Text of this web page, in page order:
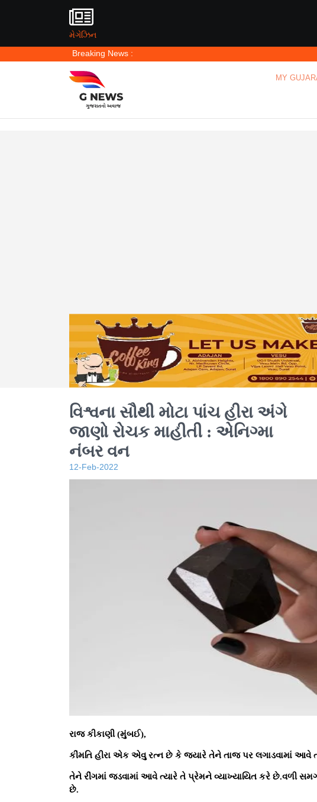
મેગેઝિન
Breaking News :
MY
વિશ્વના સૌથી મોટા પાંચ હીરા અંગે
જાણો રોચક માહીતી : એનિગ્મા
નંબર વન
12-Feb-2022
રાજ કીકાણી (મુંબઈ),
કીંમતિ હીરા એક એવુ રત્ન છે કે જ્યારે તેને તાજ પર લગાડવામાં આવે
તેને રીંગમાં જડવામાં આવે ત્યારે તે પ્રેમને વ્યાખ્યાયિત કરે છે.વળી
છે.